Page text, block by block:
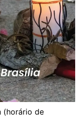
(horário de